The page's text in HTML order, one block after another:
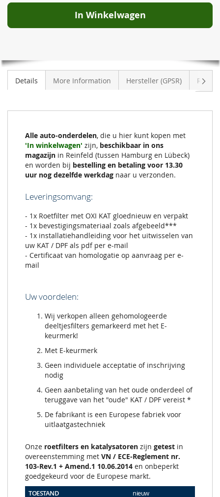
(236)
In Winkelwagen
Details More Information Hersteller (GPSR)
Alle auto-onderdelen, die u hier kunt kopen met
'In winkelwagen' zijn, beschikbaar in ons
magazijn in Reinfeld (tussen Hamburg en Lübeck)
en worden bij bestelling en betaling voor 13.30
uur nog dezelfde werkdag naar u verzonden.
Leveringsomvang:
- 1x Roetfilter met OXI KAT gloednieuw en verpakt
- 1x bevestigingsmateriaal zoals afgebeeld***
- 1x installatiehandleiding voor het uitwisselen van
uw KAT / DPF als pdf per e-mail
- Certificaat van homologatie op aanvraag per e-
mail
Uw voordelen:
Wij verkopen alleen gehomologeerde
deeltjesfilters gemarkeerd met het E-
keurmerk!
Met E-keurmerk
Geen individuele acceptatie of inschrijving
nodig
Geen aanbetaling van het oude onderdeel of
teruggave van het "oude" KAT / DPF vereist *
De fabrikant is een Europese fabriek voor
uitlaatgastechniek
Onze roetfilters en katalysatoren zijn getest in
overeenstemming met VN / ECE-Reglement nr.
103-Rev.1 + Amend.1 10.06.2014 en onbeperkt
goedgekeurd voor de Europese markt.
TOESTAND nieuw